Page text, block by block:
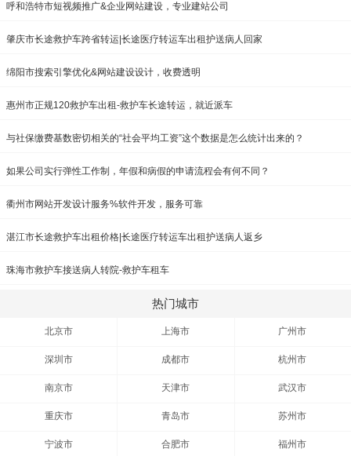
呼和浩特市短视频推广&企业网站建设，专业建站公司
肇庆市长途救护车跨省转运|长途医疗转运车出租护送病人回家
绵阳市搜索引擎优化&网站建设设计，收费透明
惠州市正规120救护车出租-救护车长途转运，就近派车
与社保缴费基数密切相关的“社会平均工资”这个数据是怎么统计出来的？
如果公司实行弹性工作制，年假和病假的申请流程会有何不同？
衢州市网站开发设计服务%软件开发，服务可靠
湛江市长途救护车出租价格|长途医疗转运车出租护送病人返乡
珠海市救护车接送病人转院-救护车租车
热门城市
北京市 上海市 广州市
深圳市 成都市 杭州市
南京市 天津市 武汉市
重庆市 青岛市 苏州市
宁波市 合肥市 福州市